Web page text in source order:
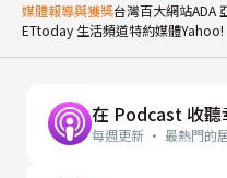
媒體報導與獲獎台灣百大網站ADA
ETtoday 生活頻道特約媒體Yahoo!
在 Podcast 收聽
每週更新 · 最熱門的